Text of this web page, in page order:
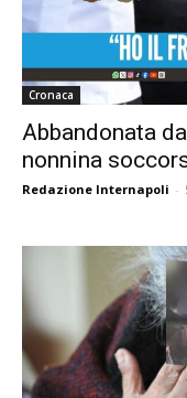
Cronaca
Abbandonata
nonnina
Redazione Internapoli -